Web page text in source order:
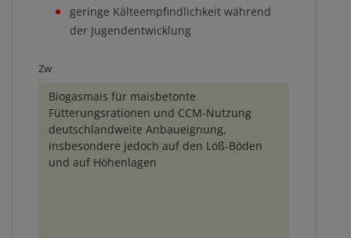
geringe Kälteempfindlichkeit während
der Jugendentwicklung
Zw
Biogasmais für maisbetonte
Fütterungsrationen und CCM-Nutzung
deutschlandweite Anbaueignung,
insbesondere jedoch auf den Löß-Böden
und auf Höhenlagen